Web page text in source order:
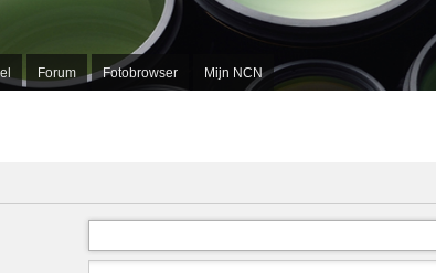
Forum Fotobrowser Mijn NCN